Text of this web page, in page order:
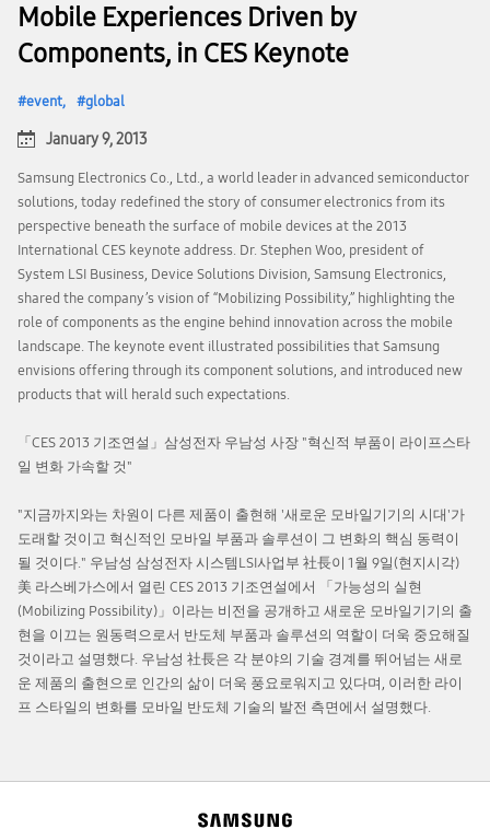
Mobile Experiences Driven by
Components, in CES Keynote
event global
January 9, 2013
Samsung Electronics Co., Ltd., a world leader in advanced semiconductor
solutions, today redefined the story of consumer electronics from its
perspective beneath the surface of mobile devices at the 2013
International CES keynote address. Dr. Stephen Woo, president of
System LSI Business, Device Solutions Division, Samsung Electronics,
shared the company’s vision of “Mobilizing Possibility,” highlighting the
role of components as the engine behind innovation across the mobile
landscape. The keynote event illustrated possibilities that Samsung
envisions offering through its component solutions, and introduced new
products that will herald such expectations.
「CES 2013 기조연설」삼성전자 우남성 사장 "혁신적 부품이 라이프스타
일 변화 가속할 것"
"지금까지와는 차원이 다른 제품이 출현해 '새로운 모바일기기의 시대'가
도래할 것이고 혁신적인 모바일 부품과 솔루션이 그 변화의 핵심 동력이
될 것이다." 우남성 삼성전자 시스템LSI사업부 社長이 1월 9일(현지시각)
美 라스베가스에서 열린 CES 2013 기조연설에서 「가능성의 실현
(Mobilizing Possibility)」이라는 비전을 공개하고 새로운 모바일기기의 출
현을 이끄는 원동력으로서 반도체 부품과 솔루션의 역할이 더욱 중요해질
것이라고 설명했다. 우남성 社長은 각 분야의 기술 경계를 뛰어넘는 새로
운 제품의 출현으로 인간의 삶이 더욱 풍요로워지고 있다며, 이러한 라이
프 스타일의 변화를 모바일 반도체 기술의 발전 측면에서 설명했다.